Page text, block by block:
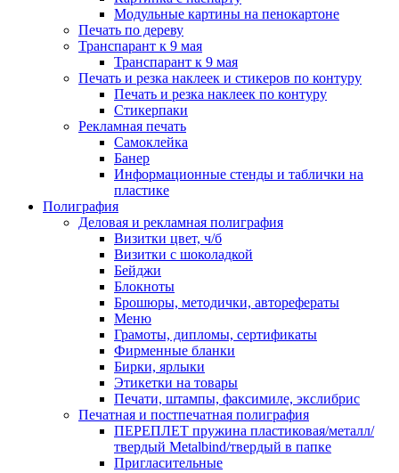
Модульные картины на пенокартоне
Печать по дереву
Транспарант к 9 мая
Транспарант к 9 мая
Печать и резка наклеек и стикеров по контуру
Печать и резка наклеек по контуру
Стикерпаки
Рекламная печать
Самоклейка
Банер
Информационные стенды и таблички на
пластике
Полиграфия
Деловая и рекламная полиграфия
Визитки цвет, ч/б
Визитки с шоколадкой
Бейджи
Блокноты
Брошюры, методички, авторефераты
Меню
Грамоты, дипломы, сертификаты
Фирменные бланки
Бирки, ярлыки
Этикетки на товары
Печати, штампы, факсимиле, экслибрис
Печатная и постпечатная полиграфия
ПЕРЕПЛЕТ пружина пластиковая/металл/
твердый Metalbind/твердый в папке
Пригласительные